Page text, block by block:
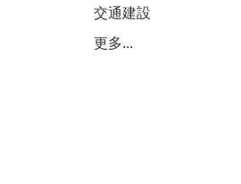
交通建設
更多...